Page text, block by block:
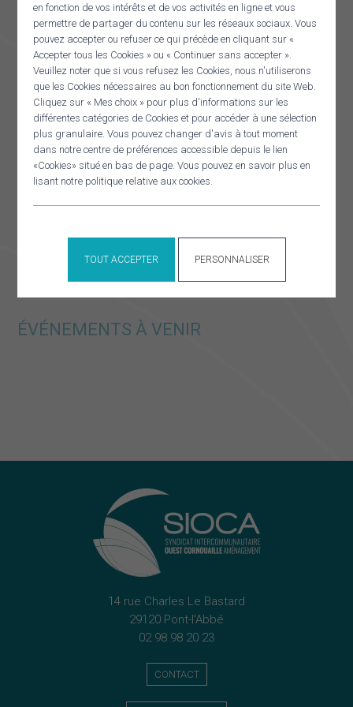
Panneau de gestion des cookies
en fonction de vos intérêts et de vos activités en ligne et vous
permettre de partager du contenu sur les réseaux sociaux. Vous
pouvez accepter ou refuser ce qui précède en cliquant sur «
Accepter tous les Cookies » ou « Continuer sans accepter ».
Veuillez noter que si vous refusez les Cookies, nous n'utiliserons
que les Cookies nécessaires au bon fonctionnement du site Web.
Cliquez sur « Mes choix » pour plus d'informations sur les
différentes catégories de Cookies et pour accéder à une sélection
plus granulaire. Vous pouvez changer d'avis à tout moment
dans notre centre de préférences accessible depuis le lien
«Cookies» situé en bas de page. Vous pouvez en savoir plus en
lisant notre politique relative aux cookies.
TOUT ACCEPTER PERSONNALISER
juillet 2
Heure :
09:00 - 12:00
LIEU
Pouldreuzic – lieu précisé après inscription
ÉVÉNEMENTS À VENIR
14 rue Charles Le Bastard
29120 Pont-l'Abbé
02 98 98 20 23
CONTACT
RECHERCHER